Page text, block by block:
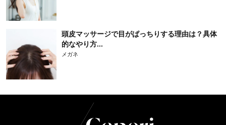
頭皮マッサージで目がぱっちりする理由は？具体
的なやり方...
メガネ